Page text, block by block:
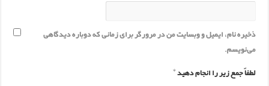
ذخیره نام، ایمیل و وبسایت من در مرورگر برای زمانی که دوباره دیدگاهی
می‌نویسم.
لطفاً جمع زیر را انجام دهید*